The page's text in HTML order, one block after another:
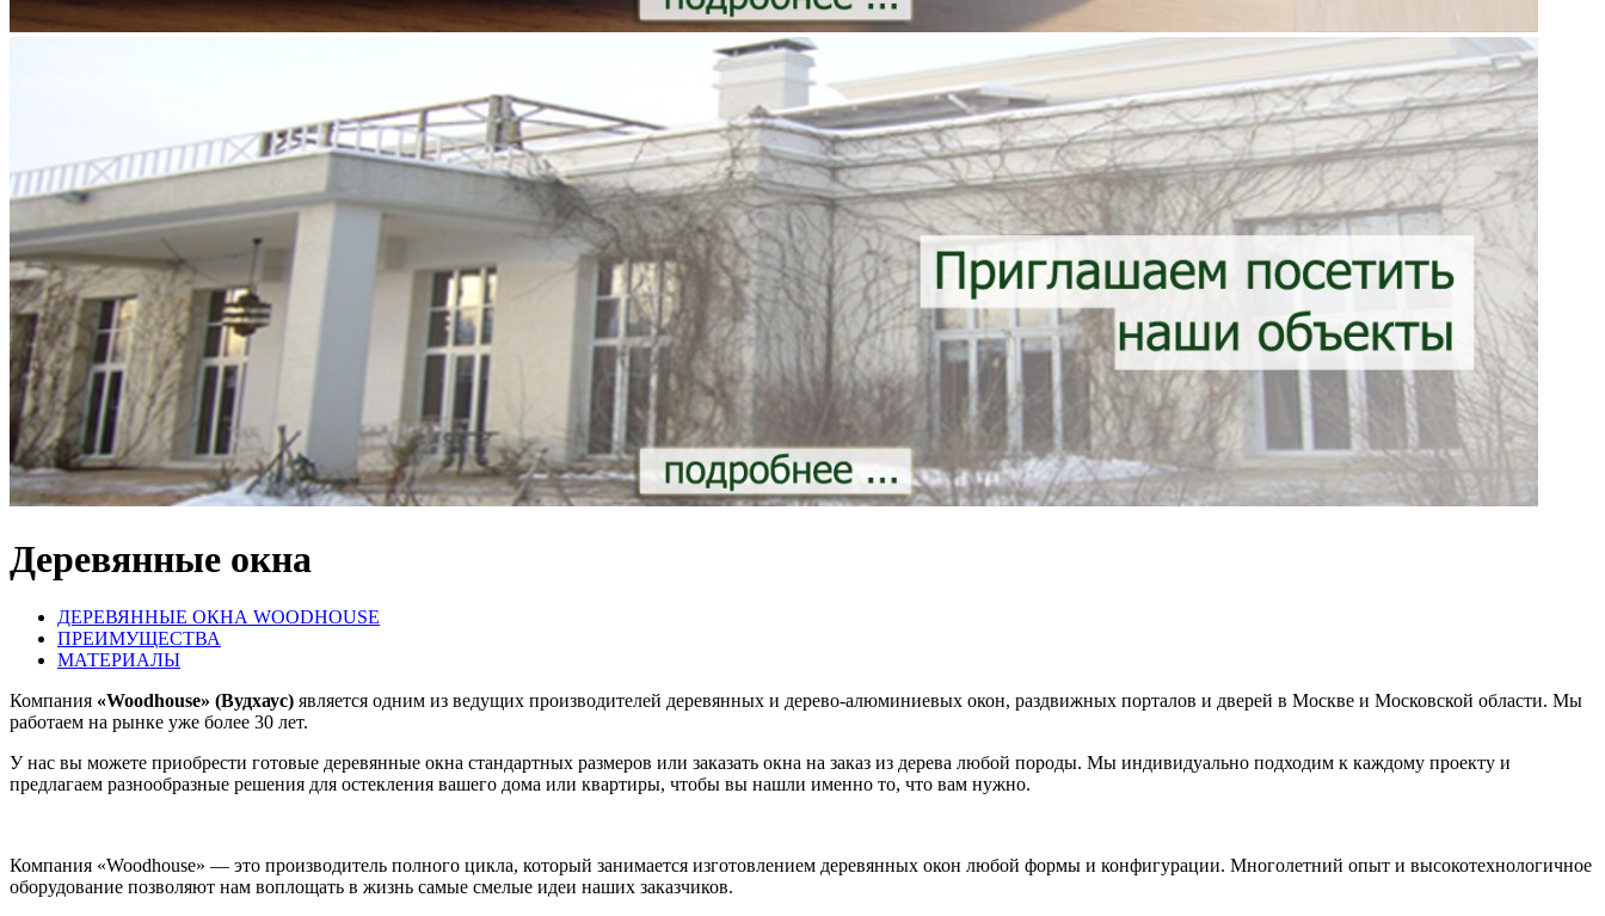
Деревянные окна
ДЕРЕВЯННЫЕ ОКНА WOODHOUSE
ПРЕИМУЩЕСТВА
МАТЕРИАЛЫ
Компания «Woodhouse» (Вудхаус) является одним из ведущих производителей деревянных и дерево-алюминиевых окон, раздвижных порталов и дверей в Москве и Московской области. Мы
работаем на рынке уже более 30 лет.
У нас вы можете приобрести готовые деревянные окна стандартных размеров или заказать окна на заказ из дерева любой породы. Мы индивидуально подходим к каждому проекту и
предлагаем разнообразные решения для остекления вашего дома или квартиры, чтобы вы нашли именно то, что вам нужно.
Компания «Woodhouse» — это производитель полного цикла, который занимается изготовлением деревянных окон любой формы и конфигурации. Многолетний опыт и высокотехнологичное
оборудование позволяют нам воплощать в жизнь самые смелые идеи наших заказчиков.